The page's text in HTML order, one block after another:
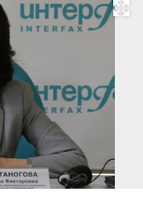
Развернуть